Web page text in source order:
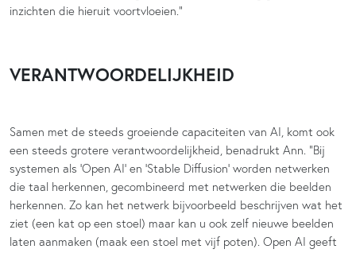
inzichten die hieruit voortvloeien.”
VERANTWOORDELIJKHEID
Samen met de steeds groeiende capaciteiten van AI, komt ook
een steeds grotere verantwoordelijkheid, benadrukt Ann. “Bij
systemen als ‘Open AI’ en ‘Stable Diffusion’ worden netwerken
die taal herkennen, gecombineerd met netwerken die beelden
herkennen. Zo kan het netwerk bijvoorbeeld beschrijven wat het
ziet (een kat op een stoel) maar kan u ook zelf nieuwe beelden
laten aanmaken (maak een stoel met vijf poten). Open AI geeft